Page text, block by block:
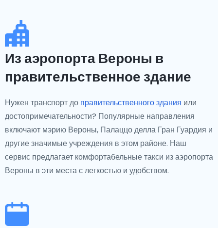
Из аэропорта Вероны в
правительственное здание
Нужен транспорт до правительственного здания или
достопримечательности? Популярные направления
включают мэрию Вероны, Палаццо делла Гран Гуардия и
другие значимые учреждения в этом районе. Наш
сервис предлагает комфортабельные такси из аэропорта
Вероны в эти места с легкостью и удобством.